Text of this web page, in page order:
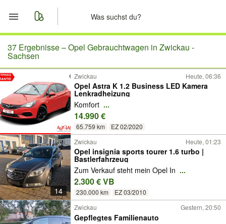
Start
Merkliste
Nachrichten
Anzeige aufgeben
37 Ergebnisse –Opel Gebrauchtwagen in Zwickau -
Sachsen
Zwickau Heute, 06:36
Opel Astra K 1.2 Business LED Kamera
Lenkradheizung
Komfort ...
14.990 €
65.759 km EZ 02/2020
14
Zwickau Heute, 01:23
Opel insignia sports tourer 1.6 turbo |
Bastlerfahrzeug
Zum Verkauf steht mein Opel In ...
2.300 € VB
230.000 km EZ 03/2010
Zwickau Gestern, 20:50
Gepflegtes Familienauto